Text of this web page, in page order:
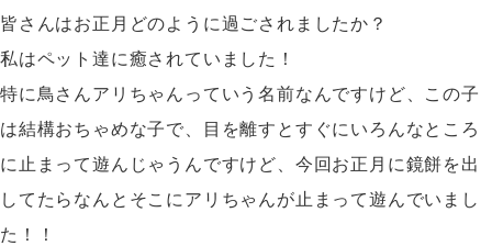
皆さんはお正月どのように過ごされましたか？
私はペット達に癒されていました！
特に鳥さんアリちゃんっていう名前なんですけど、この子
は結構おちゃめな子で、目を離すとすぐにいろんなところ
に止まって遊んじゃうんですけど、今回お正月に鏡餅を出
してたらなんとそこにアリちゃんが止まって遊んでいまし
た！！